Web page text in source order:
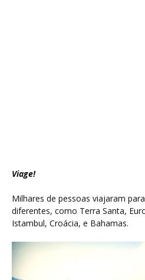
Viage!
Milhares de pessoas viajaram
diferentes, como Terra Santa,
Istambul, Croácia, e Bahamas.